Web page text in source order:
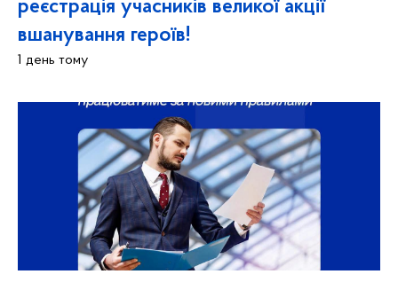
реєстрація учасників великої акції
вшанування героїв!
1 день тому